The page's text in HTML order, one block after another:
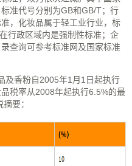
准代号分别为GB和GB/T；行
，化妆品属于轻工业行业，标
行政区域内是强制性标准；企
查询可参考标准网及国家标准
及香粉自2005年1月1日起执行
税率从2008年起执行6.5%的最
要：